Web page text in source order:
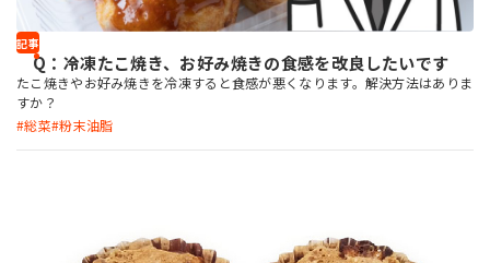
記事
Q：冷凍たこ焼き、お好み焼きの食感を改良したいです
たこ焼きやお好み焼きを冷凍すると食感が悪くなります。解決方法はありま
すか？
総菜 粉末油脂